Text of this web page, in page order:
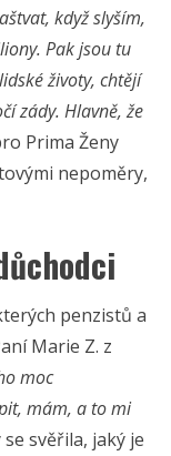
když slyším,
Pak jsou tu
životy, chtějí
zády. Hlavně, že
Prima Ženy
nepoměry,
penzistů a
Marie Z. z
moc
mám, a to mi
svěřila, jaký je